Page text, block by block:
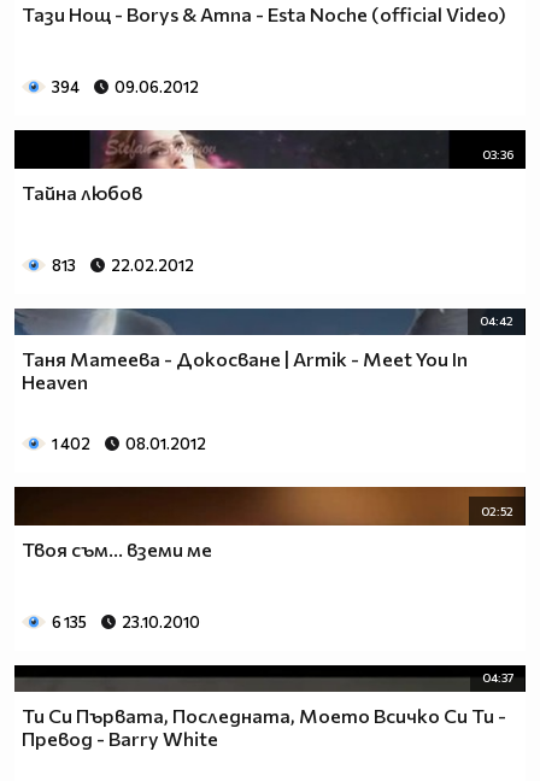
Тази Нощ - Borys & Amna - Esta Noche (оfficial Video)
394 09.06.2012
03:36
Тайна любов
813 22.02.2012
04:42
Таня Матеева - Докосване | Armik - Meet You In
Heaven
1 402 08.01.2012
02:52
Твоя съм... вземи ме
6 135 23.10.2010
04:37
Ти Си Първата, Последната, Моето Всичко Си Ти -
Превод - Barry White